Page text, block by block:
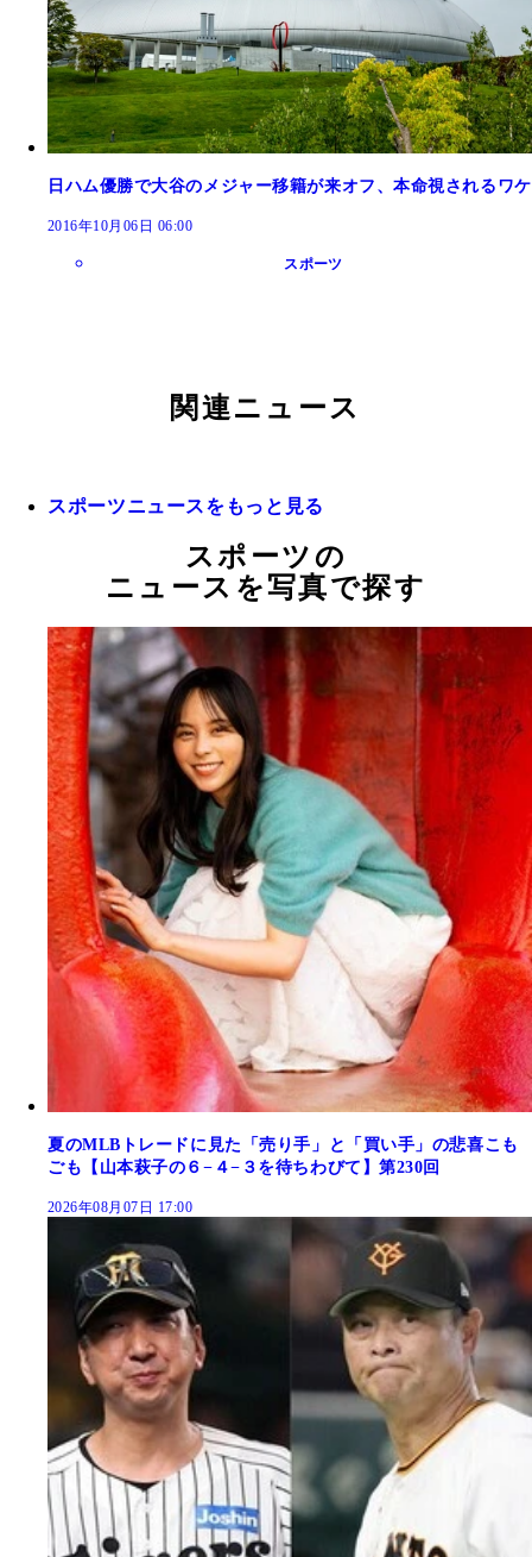
日ハム優勝で大谷のメジャー移籍が来オフ、本命視されるワケ
2016年10月06日 06:00
スポーツ
関連ニュース
スポーツニュースをもっと見る
スポーツの
ニュースを写真で探す
夏のMLBトレードに見た「売り手」と「買い手」の悲喜こも
ごも【山本萩子の６−４−３を待ちわびて】第230回
2026年08月07日 17:00